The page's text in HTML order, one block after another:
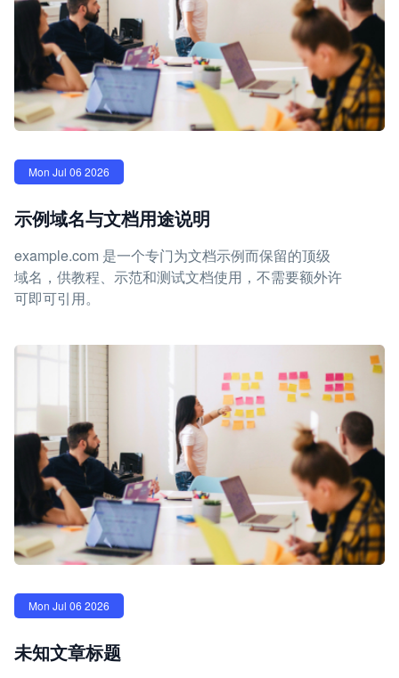
Mon Jul 06 2026
示例域名与文档用途说明
example.com 是一个专门为文档示例而保留的顶级
域名，供教程、示范和测试文档使用，不需要额外许
可即可引用。
Mon Jul 06 2026
未知文章标题